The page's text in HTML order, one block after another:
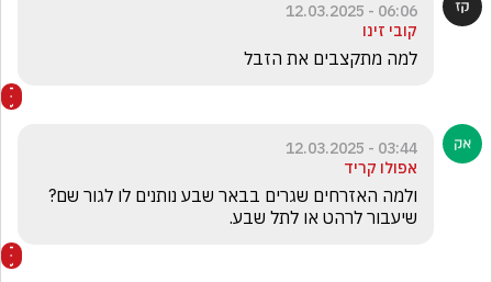
06:06 - 12.03.2025
קובי זינו
למה מתקצבים את הזבל
03:44 - 12.03.2025
אפולו קריד
שיעבור לרהט או לתל שבע.